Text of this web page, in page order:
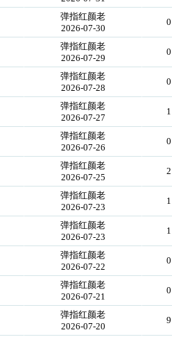
弹指红颜老
2026-07-30
0
弹指红颜老
2026-07-29
0
弹指红颜老
2026-07-28
0
弹指红颜老
2026-07-27
1
弹指红颜老
2026-07-26
0
弹指红颜老
2026-07-25
2
弹指红颜老
2026-07-23
1
弹指红颜老
2026-07-23
1
弹指红颜老
2026-07-22
0
弹指红颜老
2026-07-21
0
弹指红颜老
2026-07-20
9